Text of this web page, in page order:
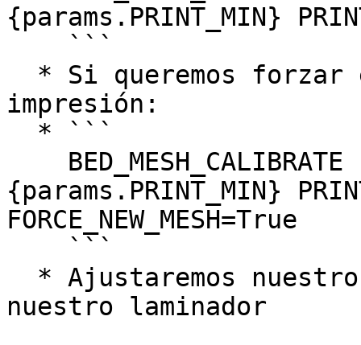
{params.PRINT_MIN}
impresión:
{params.PRINT_MIN}
FORCE_NEW_MESH=True
nuestro laminador